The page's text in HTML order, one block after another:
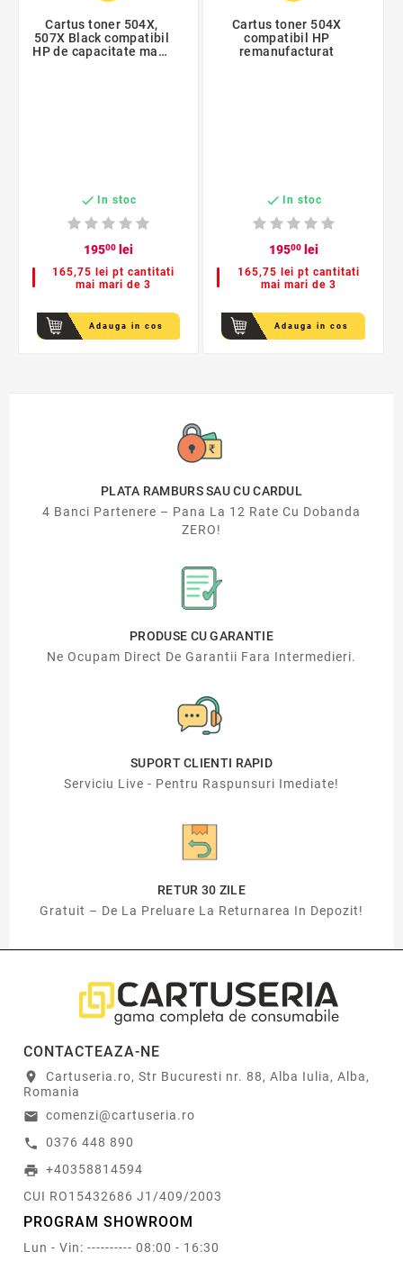
Cartus toner 504X,
507X Black compatibil
HP de capacitate mare
 In stoc
19500lei
165,75 lei pt cantitati
mai mari de 3
Adauga in cos
Cartus toner 504X
compatibil HP
remanufacturat
 In stoc
19500lei
165,75 lei pt cantitati
mai mari de 3
Adauga in cos
PLATA RAMBURS SAU CU CARDUL
4 Banci Partenere – Pana La 12 Rate Cu Dobanda
ZERO!
PRODUSE CU GARANTIE
Ne Ocupam Direct De Garantii Fara Intermedieri.
SUPORT CLIENTI RAPID
Serviciu Live - Pentru Raspunsuri Imediate!
RETUR 30 ZILE
Gratuit – De La Preluare La Returnarea In Depozit!
CONTACTEAZA-NE
location_on
Cartuseria.ro, Str Bucuresti nr. 88, Alba Iulia, Alba,
Romania
email comenzi@cartuseria.ro
call 0376 448 890
print +40358814594
CUI RO15432686 J1/409/2003
PROGRAM SHOWROOM
Lun - Vin: ---------- 08:00 - 16:30